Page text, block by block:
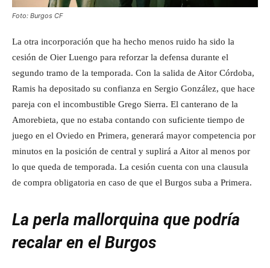
Foto: Burgos CF
La otra incorporación que ha hecho menos ruido ha sido la
cesión de Oier Luengo para reforzar la defensa durante el
segundo tramo de la temporada. Con la salida de Aitor Córdoba,
Ramis ha depositado su confianza en Sergio González, que hace
pareja con el incombustible Grego Sierra. El canterano de la
Amorebieta, que no estaba contando con suficiente tiempo de
juego en el Oviedo en Primera, generará mayor competencia por
minutos en la posición de central y suplirá a Aitor al menos por
lo que queda de temporada. La cesión cuenta con una clausula
de compra obligatoria en caso de que el Burgos suba a Primera.
La perla mallorquina que podría
recalar en el Burgos